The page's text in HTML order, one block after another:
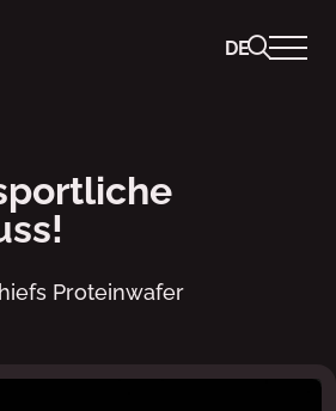
DE
Proteinwafer